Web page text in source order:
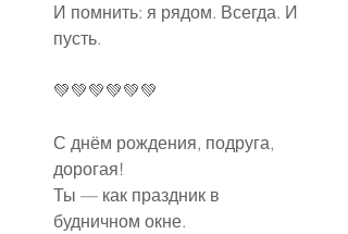
И помнить: я рядом. Всегда. И
пусть.
💚💚💚💚💚💚
С днём рождения, подруга,
дорогая!
Ты — как праздник в
будничном окне.